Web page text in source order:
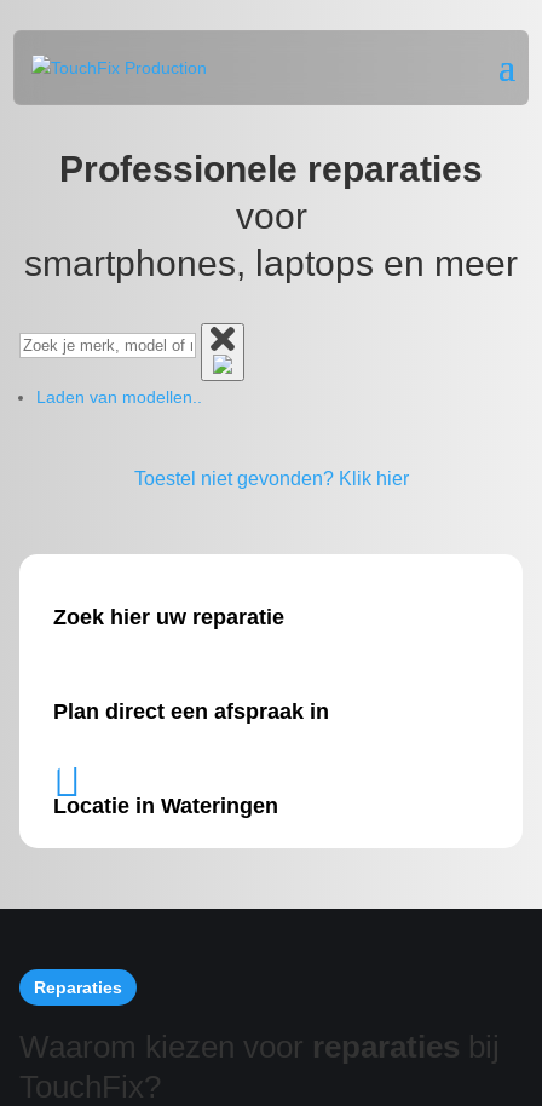
Professionele reparaties
voor
smartphones, laptops en meer
Laden van modellen..
Toestel niet gevonden? Klik hier
Zoek hier uw reparatie
Plan direct een afspraak in

Locatie in Wateringen
Reparaties
Waarom kiezen voor reparaties bij
TouchFix?